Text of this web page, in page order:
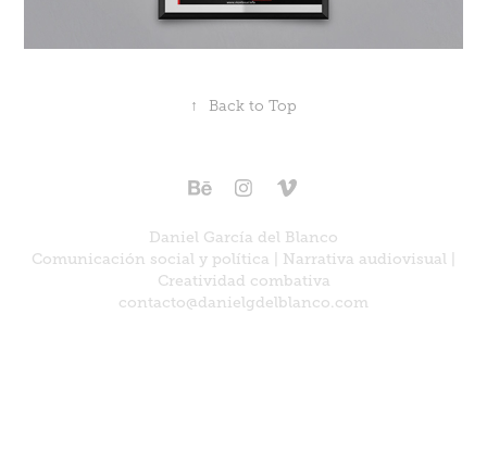
↑ Back to Top
Daniel García del Blanco
Comunicación social y política | Narrativa audiovisual |
Creatividad combativa
contacto@danielgdelblanco.com